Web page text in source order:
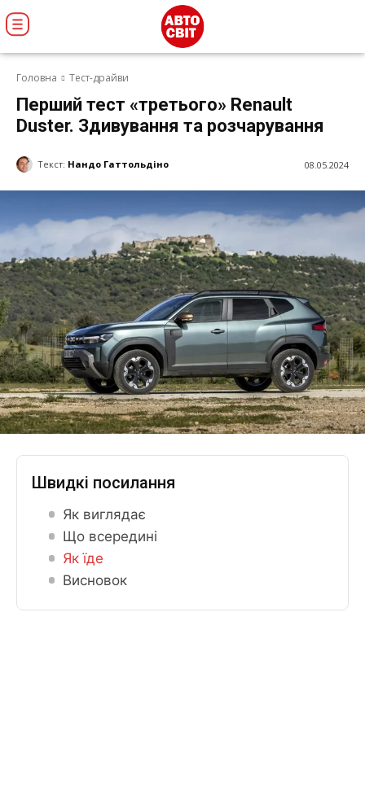
Головна Тест-драйви
Перший тест «третього» Renault
Duster. Здивування та розчарування
Текст: Нандо Гаттольдіно 08.05.2024
Швидкі посилання
Як виглядає
Що всередині
Як їде
Висновок